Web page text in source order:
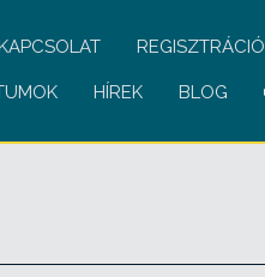
REGISZTRÁCIÓ
HÍREK BLOG